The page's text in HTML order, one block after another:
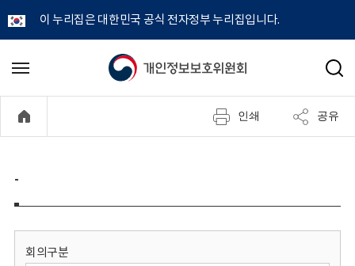
이 누리집은 대한민국 공식 전자정부 누리집입니다.
개
정
보
메
기
검
인쇄 공유
-
회의구분